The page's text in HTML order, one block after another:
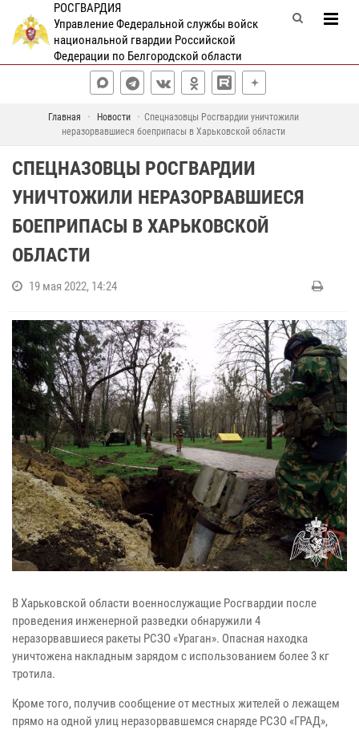
РОСГВАРДИЯ
Управление Федеральной службы войск
национальной гвардии Российской
Федерации по Белгородской области
Главная Новости
Спецназовцы Росгвардии уничтожили
неразорвавшиеся боеприпасы в Харьковской области
СПЕЦНАЗОВЦЫ РОСГВАРДИИ
УНИЧТОЖИЛИ НЕРАЗОРВАВШИЕСЯ
БОЕПРИПАСЫ В ХАРЬКОВСКОЙ
ОБЛАСТИ
19 мая 2022, 14:24
В Харьковской области военнослужащие Росгвардии после
проведения инженерной разведки обнаружили 4
неразорвавшиеся ракеты РСЗО «Ураган». Опасная находка
уничтожена накладным зарядом с использованием более 3 кг
тротила.
Кроме того, получив сообщение от местных жителей о лежащем
прямо на одной улиц неразорвавшемся снаряде РСЗО «ГРАД»,